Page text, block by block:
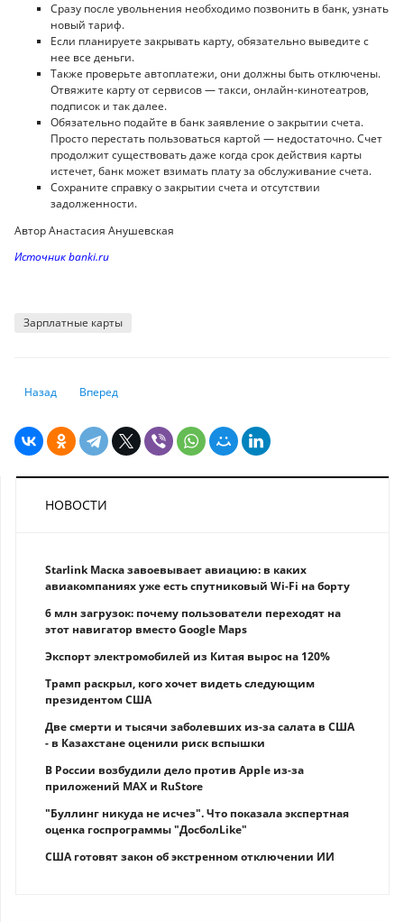
Сразу после увольнения необходимо позвонить в банк, узнать
новый тариф.
Если планируете закрывать карту, обязательно выведите с
нее все деньги.
Также проверьте автоплатежи, они должны быть отключены.
Отвяжите карту от сервисов — такси, онлайн-кинотеатров,
подписок и так далее.
Обязательно подайте в банк заявление о закрытии счета.
Просто перестать пользоваться картой — недостаточно. Счет
продолжит существовать даже когда срок действия карты
истечет, банк может взимать плату за обслуживание счета.
Сохраните справку о закрытии счета и отсутствии
задолженности.
Автор Анастасия Анушевская
Источник banki.ru
Зарплатные карты
Предыдущий: ВВП Германии: как и за счет чего растет экономика
Назад Следующий: «У меня есть доллары старого образца. Как
Вперед
НОВОСТИ
Starlink Маска завоевывает авиацию: в каких
авиакомпаниях уже есть спутниковый Wi-Fi на борту
6 млн загрузок: почему пользователи переходят на
этот навигатор вместо Google Maps
Экспорт электромобилей из Китая вырос на 120%
Трамп раскрыл, кого хочет видеть следующим
президентом США
Две смерти и тысячи заболевших из-за салата в США
- в Казахстане оценили риск вспышки
В России возбудили дело против Apple из-за
приложений MAX и RuStore
"Буллинг никуда не исчез". Что показала экспертная
оценка госпрограммы "ДосболLike"
США готовят закон об экстренном отключении ИИ